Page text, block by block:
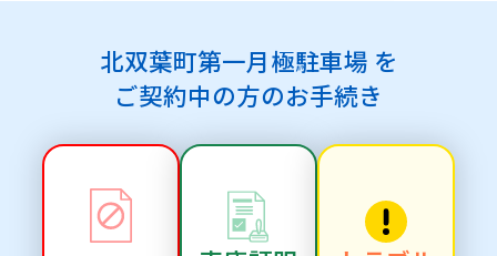
北双葉町第一月極駐車場 を
ご契約中の方のお手続き